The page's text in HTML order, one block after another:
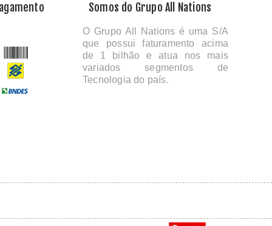
Somos do Grupo All Nations
O Grupo All Nations é uma S/A
que possui faturamento acima
de 1 bilhão e atua nos mais
variados segmentos de
Tecnologia do país.